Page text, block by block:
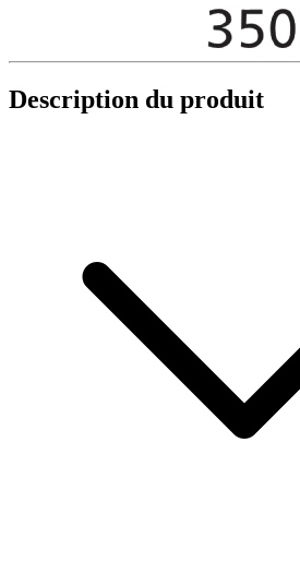
Description du produit